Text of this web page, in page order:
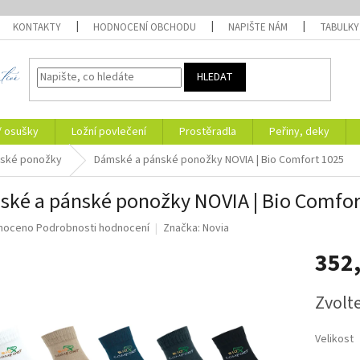
KONTAKTY HODNOCENÍ OBCHODU NAPIŠTE NÁM TABULKY
HLEDAT
osušky Ložní povlečení Prostěradla Peřiny, deky
ponožky Dámské a pánské ponožky NOVIA | Bio Comfort 1025
a pánské ponožky NOVIA | Bio
Podrobnosti hodnocení Značka: Novia
cena:
Velikost